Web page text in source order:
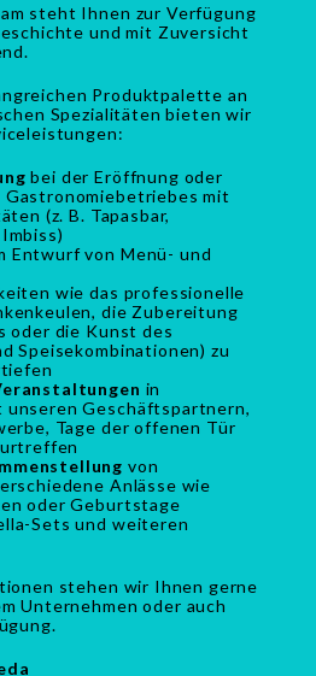
steht Ihnen zur Verfügung
und mit Zuversicht
Produktpalette an
Spezialitäten bieten wir
bei der Eröffnung oder
mit
(z. B. Tapasbar,
Entwurf von Menü- und
wie das professionelle
die Zubereitung
oder die Kunst des
Speisekombinationen) zu
in
unseren Geschäftspartnern,
Tage der offenen Tür
von
Anlässe wie
oder Geburtstage
Sets und weiteren
stehen wir Ihnen gerne
Unternehmen oder auch